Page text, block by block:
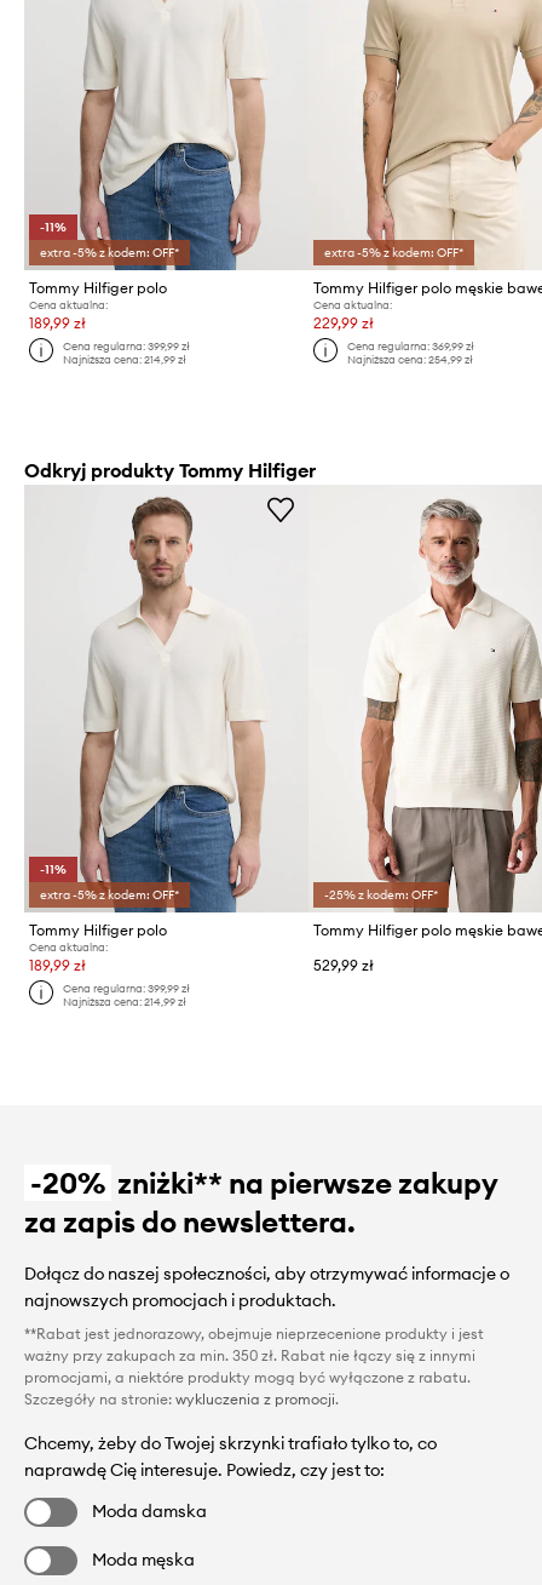
-11%
extra -5% z kodem: OFF*
Tommy Hilfiger polo
Cena aktualna:
189,99 zł
Cena regularna:399,99 zł
Najniższa cena:214,99 zł
extra -5% z kodem: OFF*
Cena aktualna:
229,99 zł
Cena regularna: 369,99 zł
Najniższa cena: 254,99 zł
Odkryj produkty Tommy Hilfiger
-11%
extra -5% z kodem: OFF*
Tommy Hilfiger polo
Cena aktualna:
189,99 zł
Cena regularna:399,99 zł
Najniższa cena:214,99 zł
-25% z kodem: OFF*
529,99 zł
-20% zniżki** na pierwsze zakupy
za zapis do newslettera.
Dołącz do naszej społeczności, aby otrzymywać informacje o
najnowszych promocjach i produktach.
**Rabat jest jednorazowy, obejmuje nieprzecenione produkty i jest
ważny przy zakupach za min. 350 zł. Rabat nie łączy się z innymi
promocjami, a niektóre produkty mogą być wyłączone z rabatu.
Szczegóły na stronie: wykluczenia z promocji.
Chcemy, żeby do Twojej skrzynki trafiało tylko to, co
naprawdę Cię interesuje. Powiedz, czy jest to:
Moda damska
Moda męska